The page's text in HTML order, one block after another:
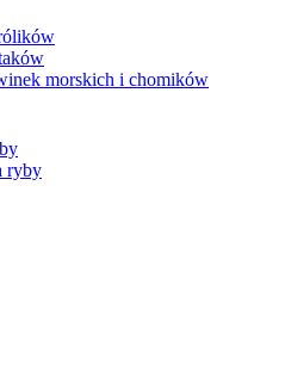
morskich i chomików
ryby